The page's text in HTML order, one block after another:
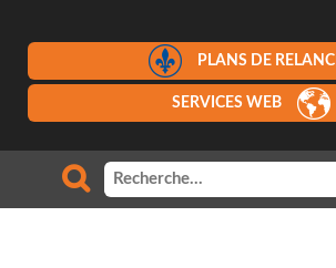
PLANS DE
SERVICES WEB